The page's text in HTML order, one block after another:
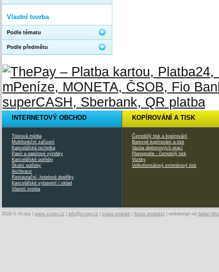
Vlastní tvorba
Podle tématu
Podle předmětu
INTERNETOVÝ OBCHOD
Tisková média
Multifunkční zařízení
Kancelářská technika
Papír a papírové výrobky
Kancelářské potřeby
Školní potřeby
Archivace
Restaurační, hotelové doplňky
Kancelářské vybavení / sklad
Vlastní tvorba
KOPÍROVÁNÍ A TISK
Černobílý tisk a kopírování
Barevné kopírování a tisk
Vazba diplomových prací
Planografie - černobílý tisk
Vizitky
Velkoformátový exteriérový tisk
2026 © Xcopy | www.xcopy.cz info@xcopy.cz mapa stránek Xerox produkty | webdesign od Safari